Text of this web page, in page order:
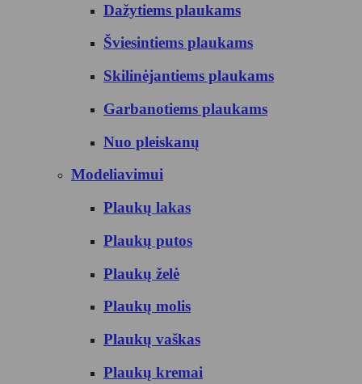
Dažytiems plaukams
Šviesintiems plaukams
Skilinėjantiems plaukams
Garbanotiems plaukams
Nuo pleiskanų
Modeliavimui
Plaukų lakas
Plaukų putos
Plaukų želė
Plaukų molis
Plaukų vaškas
Plaukų kremai